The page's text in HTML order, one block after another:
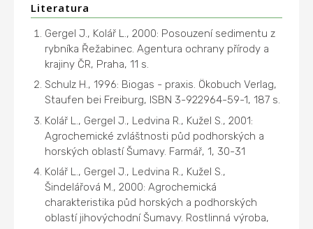
Literatura
Gergel J., Kolář L., 2000: Posouzení sedimentu z
rybníka Řežabinec. Agentura ochrany přírody a
krajiny ČR, Praha, 11 s.
Schulz H., 1996: Biogas - praxis. Ökobuch Verlag,
Staufen bei Freiburg, ISBN 3-922964-59-1, 187 s.
Kolář L., Gergel J., Ledvina R., Kužel S., 2001:
Agrochemické zvláštnosti půd podhorských a
horských oblastí Šumavy. Farmář, 1, 30-31
Kolář L., Gergel J., Ledvina R., Kužel S.,
Šindelářová M., 2000: Agrochemická
charakteristika půd horských a podhorských
oblastí jihovýchodní Šumavy. Rostlinná výroba,